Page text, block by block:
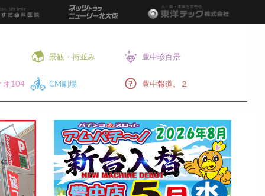
景観・街並み 豊中珍百景
オ104 CM劇場 豊中報道。２